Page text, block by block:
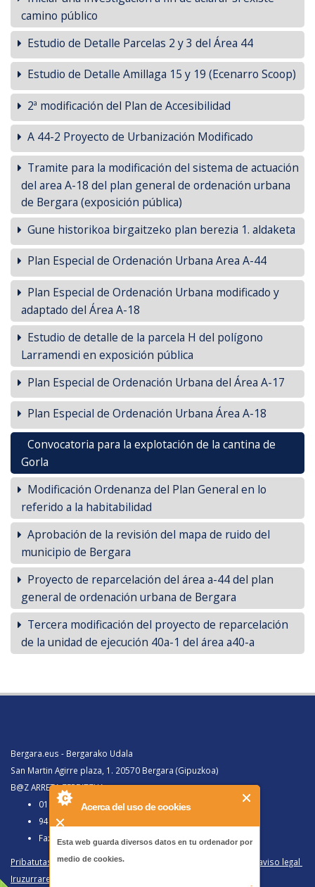
Acerca del uso de cookies
Esta web guarda diversos datos en tu ordenador por
medio de cookies.
-
camino público
Estudio de Detalle Parcelas 2 y 3 del Área 44
Estudio de Detalle Amillaga 15 y 19 (Ecenarro Scoop)
2ª modificación del Plan de Accesibilidad
A 44-2 Proyecto de Urbanización Modificado
Tramite para la modificación del sistema de actuación
del area A-18 del plan general de ordenación urbana
de Bergara (exposición pública)
Gune historikoa birgaitzeko plan berezia 1. aldaketa
Plan Especial de Ordenación Urbana Area A-44
Plan Especial de Ordenación Urbana modificado y
adaptado del Área A-18
Estudio de detalle de la parcela H del polígono
Larramendi en exposición pública
Plan Especial de Ordenación Urbana del Área A-17
Plan Especial de Ordenación Urbana Área A-18
Convocatoria para la explotación de la cantina de
Gorla
Modificación Ordenanza del Plan General en lo
referido a la habitabilidad
Aprobación de la revisión del mapa de ruido del
municipio de Bergara
Proyecto de reparcelación del área a-44 del plan
general de ordenación urbana de Bergara
Tercera modificación del proyecto de reparcelación
de la unidad de ejecución 40a-1 del área a40-a
Bergara.eus - Bergarako Udala
San Martin Agirre plaza, 1. 20570 Bergara (Gipuzkoa)
B@Z ARRETA ZERBITZUA:
010, Bergaratik deituz gero
943 77 91 00, Bergaraz kanpotik deituz gero
Faxa 943 77 91 63
Pribatutasun politika eta lege oharra
Política de privacidad y aviso legal
Iruzurraren Aurkako Politika